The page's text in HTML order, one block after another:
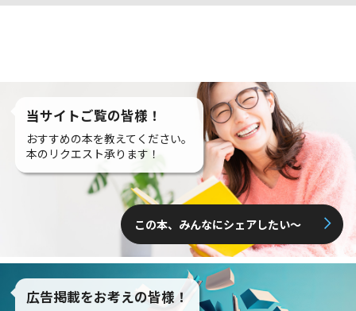
当サイトご覧の皆様！
おすすめの本を教えてください。
本のリクエスト承ります！
この本、みんなにシェアしたい〜
広告掲載をお考えの皆様！